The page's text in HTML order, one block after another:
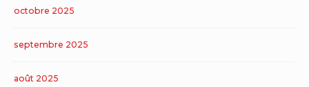
octobre 2025
septembre 2025
août 2025